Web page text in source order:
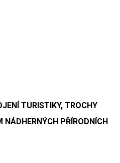
TURISTIKY, TROCHY
NÁDHERNÝCH PŘÍRODNÍCH